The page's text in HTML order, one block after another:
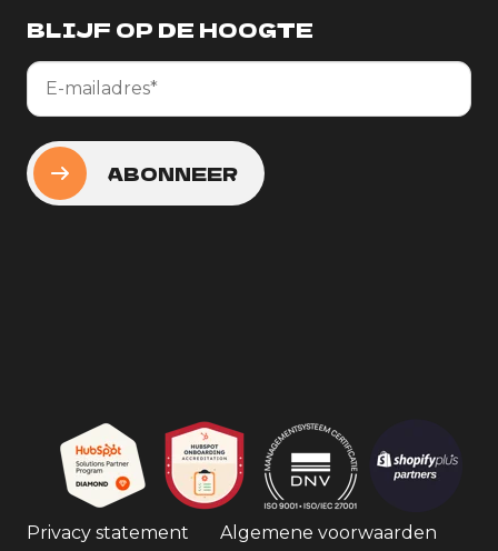
BLIJF OP DE HOOGTE
Privacy statement Algemene voorwaarden